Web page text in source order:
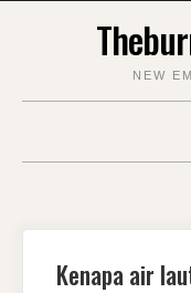
NEW
Kenapa air